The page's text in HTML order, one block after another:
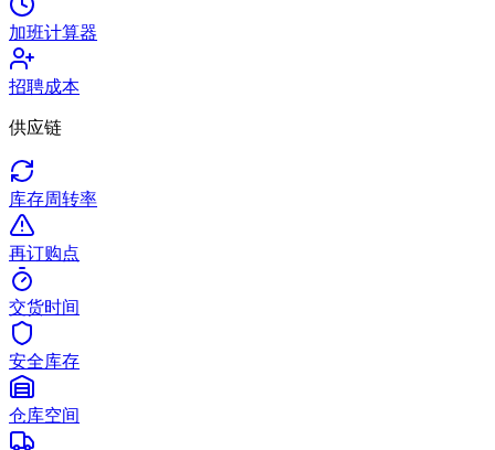
加班计算器
招聘成本
供应链
库存周转率
再订购点
交货时间
安全库存
仓库空间